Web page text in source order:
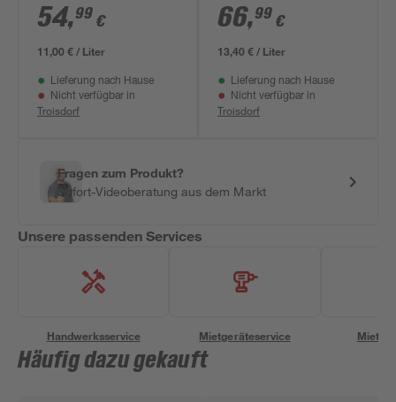
54,99 €
11,00 € / Liter
Lieferung nach Hause
Nicht verfügbar in
Troisdorf
40' 5 l
66,99 €
13,40 € / Liter
Lieferung nach Hause
Nicht verfügbar in
Troisdorf
Fragen zum Produkt?
Sofort-Videoberatung aus dem Markt
Unsere passenden Services
Handwerksservice Mietgeräteservice
Häufig dazu gekauft